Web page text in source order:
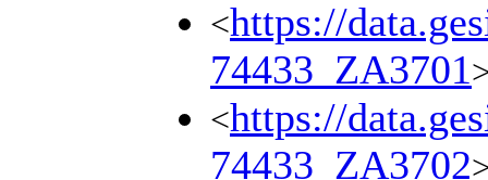
<https://
74433_ZA3701
<https://
74433_ZA3702